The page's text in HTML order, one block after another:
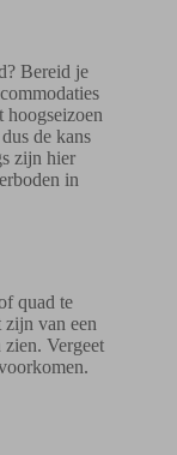
Bereid je
hoogseizoen
de kans
zijn hier
in
quad te
van een
Vergeet